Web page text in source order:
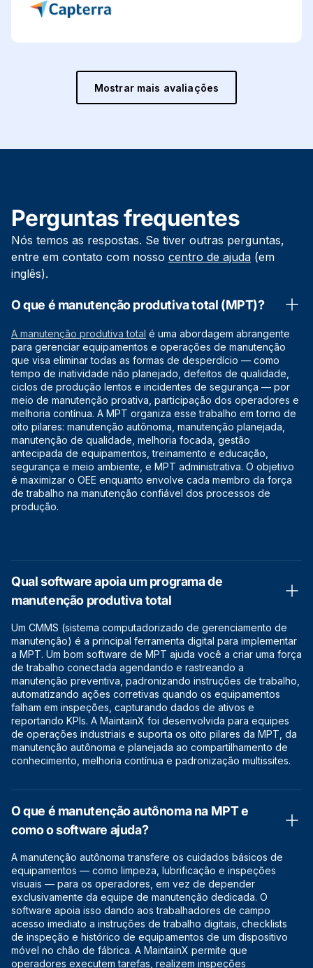
Mostrar mais avaliações
Perguntas frequentes
Nós temos as respostas. Se tiver outras perguntas,
entre em contato com nosso centro de ajuda (em
inglês).
O que é manutenção produtiva total (MPT)?
A manutenção produtiva total é uma abordagem abrangente
para gerenciar equipamentos e operações de manutenção
que visa eliminar todas as formas de desperdício — como
tempo de inatividade não planejado, defeitos de qualidade,
ciclos de produção lentos e incidentes de segurança — por
meio de manutenção proativa, participação dos operadores e
melhoria contínua. A MPT organiza esse trabalho em torno de
oito pilares: manutenção autônoma, manutenção planejada,
manutenção de qualidade, melhoria focada, gestão
antecipada de equipamentos, treinamento e educação,
segurança e meio ambiente, e MPT administrativa. O objetivo
é maximizar o OEE enquanto envolve cada membro da força
de trabalho na manutenção confiável dos processos de
produção.
Qual software apoia um programa de
manutenção produtiva total
Um CMMS (sistema computadorizado de gerenciamento de
manutenção) é a principal ferramenta digital para implementar
a MPT. Um bom software de MPT ajuda você a criar uma força
de trabalho conectada agendando e rastreando a
manutenção preventiva, padronizando instruções de trabalho,
automatizando ações corretivas quando os equipamentos
falham em inspeções, capturando dados de ativos e
reportando KPIs. A MaintainX foi desenvolvida para equipes
de operações industriais e suporta os oito pilares da MPT, da
manutenção autônoma e planejada ao compartilhamento de
conhecimento, melhoria contínua e padronização multissites.
O que é manutenção autônoma na MPT e
como o software ajuda?
A manutenção autônoma transfere os cuidados básicos de
equipamentos — como limpeza, lubrificação e inspeções
visuais — para os operadores, em vez de depender
exclusivamente da equipe de manutenção dedicada. O
software apoia isso dando aos trabalhadores de campo
acesso imediato a instruções de trabalho digitais, checklists
de inspeção e histórico de equipamentos de um dispositivo
móvel no chão de fábrica. A MaintainX permite que
operadores executem tarefas, realizem inspeções